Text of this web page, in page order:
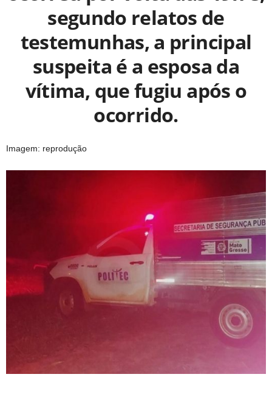
segundo relatos de
testemunhas, a principal
suspeita é a esposa da
vítima, que fugiu após o
ocorrido.
Imagem: reprodução